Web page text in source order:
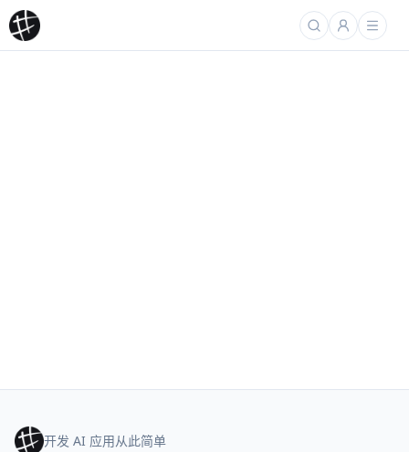
开发 AI 应用从此简单